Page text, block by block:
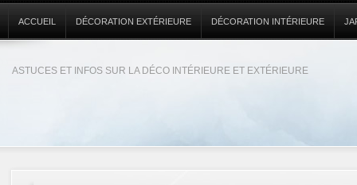
ASTUCES ET INFOS SUR LA DÉCO INTÉRIEURE ET EXTÉRIEURE
ACCUEIL DÉCORATION EXTÉRIEURE DÉCORATION INTÉRIEURE